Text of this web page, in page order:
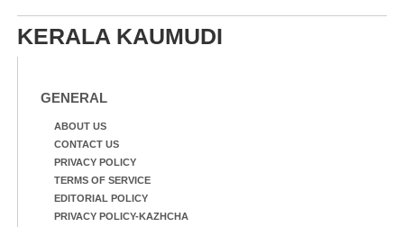
KERALA KAUMUDI
GENERAL
ABOUT US
CONTACT US
PRIVACY POLICY
TERMS OF SERVICE
EDITORIAL POLICY
PRIVACY POLICY-KAZHCHA